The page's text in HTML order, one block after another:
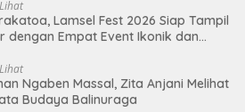
Lamsel Fest 2026 Siap Tampil
dengan Empat Event Ikonik dan
Ngaben Massal, Zita Anjani Melihat
Budaya Balinuraga